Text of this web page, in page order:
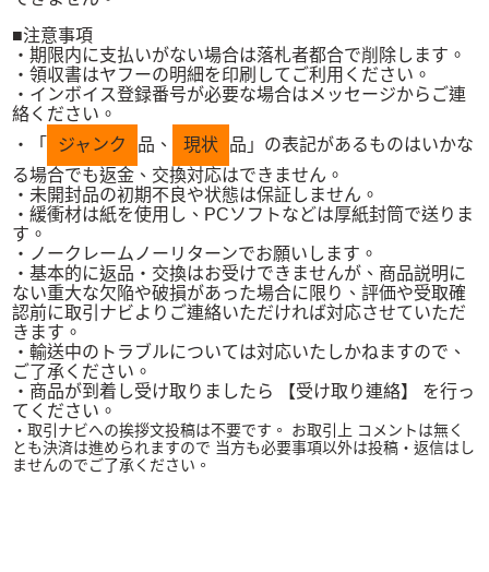
■注意事項
・期限内に支払いがない場合は落札者都合で削除します。
・領収書はヤフーの明細を印刷してご利用ください。
・インボイス登録番号が必要な場合はメッセージからご連
絡ください。
・「
ジャンク 品、 現状
品」の表記があるものはいかな
る場合でも返金、交換対応はできません。
・未開封品の初期不良や状態は保証しません。
・緩衝材は紙を使用し、PCソフトなどは厚紙封筒で送りま
す。
・ノークレームノーリターンでお願いします。
・基本的に返品・交換はお受けできませんが、商品説明に
ない重大な欠陥や破損があった場合に限り、評価や受取確
認前に取引ナビよりご連絡いただければ対応させていただ
きます。
・輸送中のトラブルについては対応いたしかねますので、
ご了承ください。
・商品が到着し受け取りましたら 【受け取り連絡】 を行っ
てください。
・取引ナビへの挨拶文投稿は不要です。 お取引上 コメントは無く
とも決済は進められますので 当方も必要事項以外は投稿・返信はし
ませんのでご了承ください。